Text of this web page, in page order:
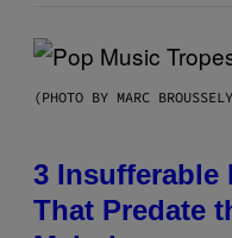
(PHOTO BY MARC
3 Insufferable
That Predate